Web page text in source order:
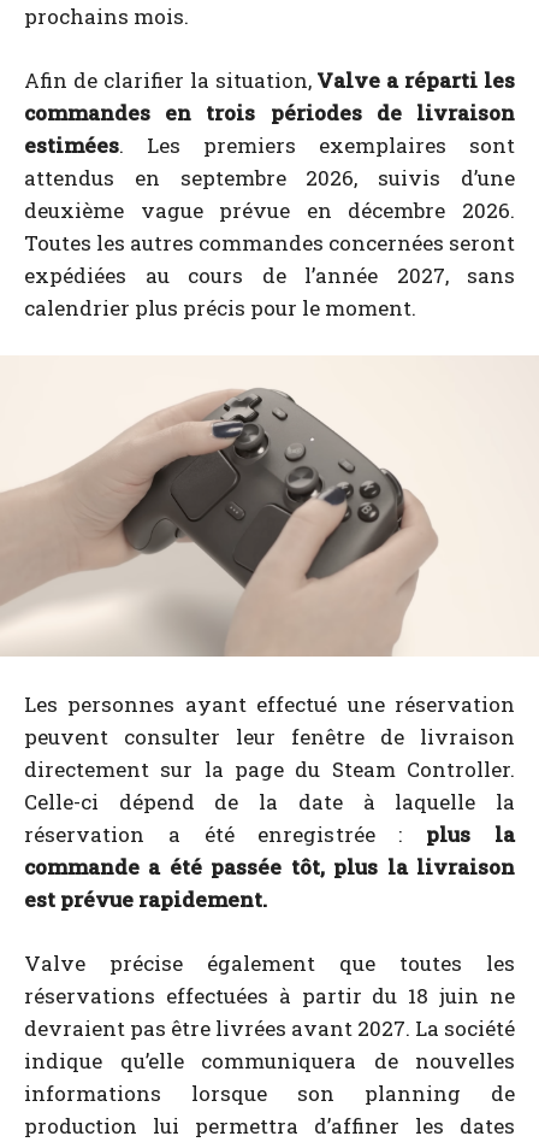
prochains mois.
Afin de clarifier la situation, Valve a réparti les
commandes en trois périodes de livraison
estimées. Les premiers exemplaires sont
attendus en septembre 2026, suivis d’une
deuxième vague prévue en décembre 2026.
Toutes les autres commandes concernées seront
expédiées au cours de l’année 2027, sans
calendrier plus précis pour le moment.
Les personnes ayant effectué une réservation
peuvent consulter leur fenêtre de livraison
directement sur la page du Steam Controller.
Celle-ci dépend de la date à laquelle la
réservation a été enregistrée : plus la
commande a été passée tôt, plus la livraison
est prévue rapidement.
Valve précise également que toutes les
réservations effectuées à partir du 18 juin ne
devraient pas être livrées avant 2027. La société
indique qu’elle communiquera de nouvelles
informations lorsque son planning de
production lui permettra d’affiner les dates